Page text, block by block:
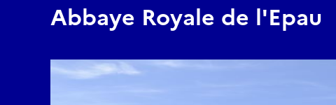
Abbaye Royale de l'Epau